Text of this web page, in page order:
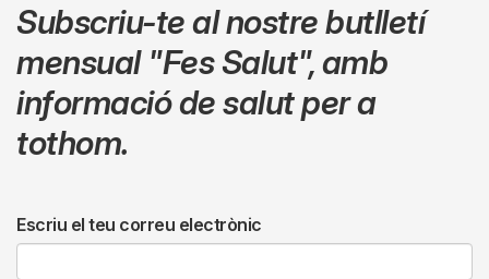
Subscriu-te al nostre butlletí
mensual "Fes Salut",amb
informació de salut per a
tothom.
Escriu el teu correu electrònic